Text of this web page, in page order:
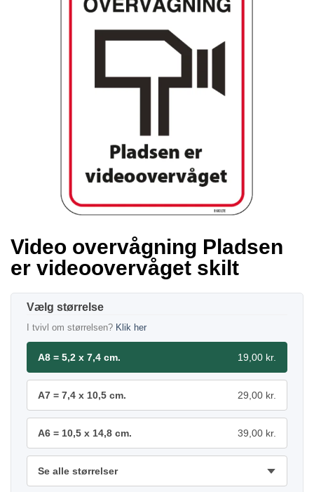
Video overvågning Pladsen
er videoovervåget skilt
størrelse
I tvivl om størrelsen? Klik her
A8 = 5,2 x 7,4 cm. 19,00 kr.
A7 = 7,4 x 10,5 cm. 29,00 kr.
A6 = 10,5 x 14,8 cm. 39,00 kr.
Se alle størrelser